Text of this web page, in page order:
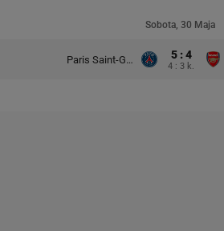
Sobota, 30 Maja
Paris Saint-Germain 5 : 4
4 : 3 k.